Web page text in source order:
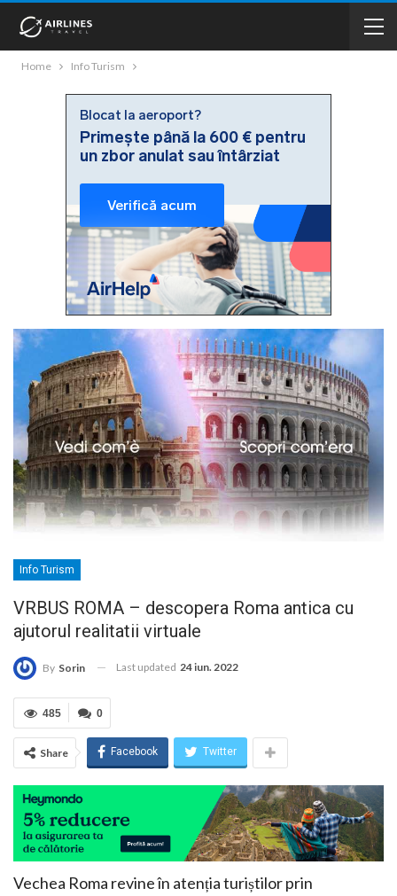
Home Info Turism
Info Turism
VRBUS ROMA – descopera Roma antica cu
ajutorul realitatii virtuale
By Sorin Last updated 24 iun. 2022
0
485
Share Facebook Twitter
Vechea Roma revine în atenția turiștilor prin